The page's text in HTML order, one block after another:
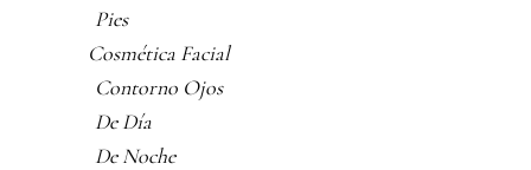
Pies
Cosmética Facial
Contorno Ojos
De Día
De Noche